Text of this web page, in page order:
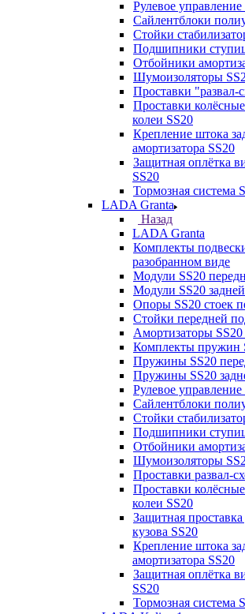
Рулевое управление
Сайлентблоки
Стойки
Подшипники
Отбойники
Шумоизоляторы
Проставки "развал-
Проставки
колеи SS20
Крепление штока
амортизатора SS20
Защитная оплётка
SS20
Тормозная система
LADA Granta
Назад
LADA Granta
Комплекты
разобранном виде
Модули SS20
Модули SS20
Опоры SS20 стоек
Стойки передней
Амортизаторы SS20
Комплекты пружин
Пружины SS20
Пружины SS20
Рулевое управление
Сайлентблоки
Стойки
Подшипники
Отбойники
Шумоизоляторы
Проставки развал-
Проставки
колеи SS20
Защитная
кузова SS20
Крепление штока
амортизатора SS20
Защитная оплётка
SS20
Тормозная система